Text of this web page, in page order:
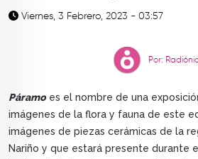
Viernes, 3 Febrero, 2023 - 03:57
Por:
Páramoes el nombre de una
imágenes de la flora y fauna de este
imágenes de piezas cerámicas de la
Nariño y que estará presente durante